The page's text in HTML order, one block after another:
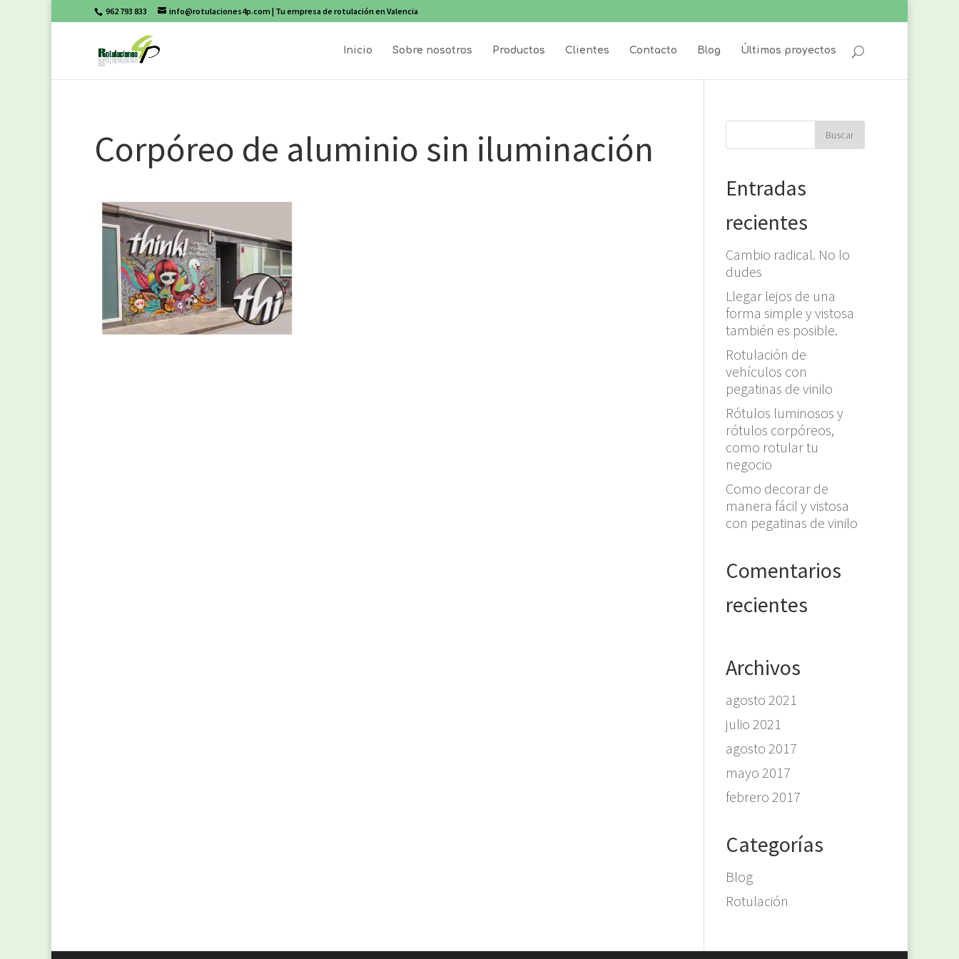
962 793 833 info@rotulaciones4p.com | Tu empresa de rotulación en Valencia
Inicio Sobre nosotros Productos Clientes Contacto Blog Últimos proyectos
Corpóreo de aluminio sin iluminación
Entradas
recientes
Cambio radical. No lo
dudes
Llegar lejos de una
forma simple y vistosa
también es posible.
Rotulación de
vehículos con
pegatinas de vinilo
Rótulos luminosos y
rótulos corpóreos,
como rotular tu
negocio
Como decorar de
manera fácil y vistosa
con pegatinas de vinilo
Comentarios
recientes
Archivos
agosto 2021
julio 2021
agosto 2017
mayo 2017
febrero 2017
Categorías
Blog
Rotulación